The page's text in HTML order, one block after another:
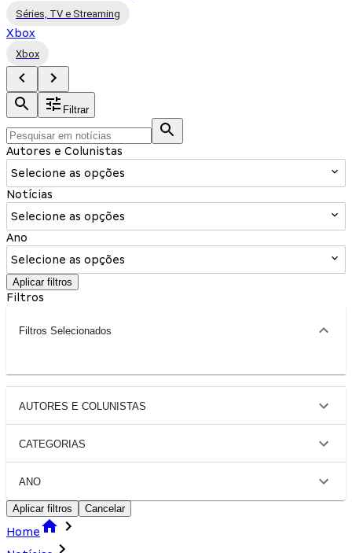
Séries, TV e Streaming
Xbox
Xbox
Filtrar
Autores e Colunistas
Selecione as opções
Notícias
Selecione as opções
Ano
Selecione as opções
Aplicar filtros
Filtros
Filtros Selecionados
AUTORES E COLUNISTAS
CATEGORIAS
ANO
Aplicar filtros Cancelar
Home